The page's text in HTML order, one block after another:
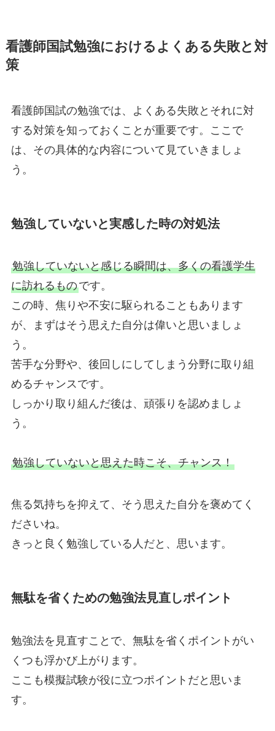
看護師国試勉強におけるよくある失敗と対
策
看護師国試の勉強では、よくある失敗とそれに対
する対策を知っておくことが重要です。ここで
は、その具体的な内容について見ていきましょ
う。
勉強していないと実感した時の対処法
勉強していないと感じる瞬間は、多くの看護学生
に訪れるものです。
この時、焦りや不安に駆られることもあります
が、まずはそう思えた自分は偉いと思いましょ
う。
苦手な分野や、後回しにしてしまう分野に取り組
めるチャンスです。
しっかり取り組んだ後は、頑張りを認めましょ
う。
勉強していないと思えた時こそ、チャンス！
焦る気持ちを抑えて、そう思えた自分を褒めてく
ださいね。
きっと良く勉強している人だと、思います。
無駄を省くための勉強法見直しポイント
勉強法を見直すことで、無駄を省くポイントがい
くつも浮かび上がります。
ここも模擬試験が役に立つポイントだと思いま
す。